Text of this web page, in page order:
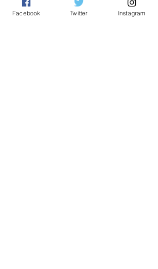
Facebook Twitter Instagram